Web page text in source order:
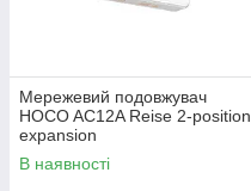
Мережевий подовжувач
HOCO AC12A Reise 2-position
expansion
socket(PD30W/1C3A) White
В наявності